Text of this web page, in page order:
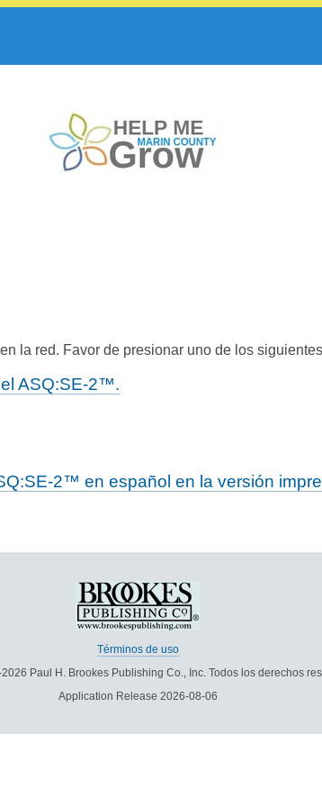
la red. Favor de presionar uno de los
ASQ:SE-2™.
2™ en español en la versión
Términos de uso
Paul H. Brookes Publishing Co., Inc. Todos los derechos
Application Release 2026-08-06